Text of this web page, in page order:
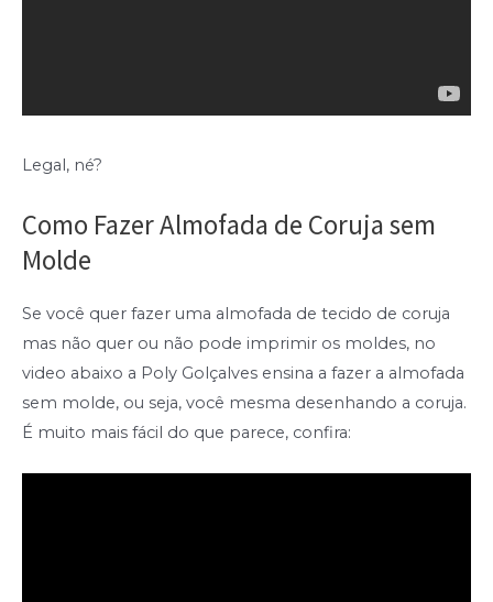
Legal, né?
Como Fazer Almofada de Coruja sem
Molde
Se você quer fazer uma almofada de tecido de coruja
mas não quer ou não pode imprimir os moldes, no
video abaixo a Poly Golçalves ensina a fazer a almofada
sem molde, ou seja, você mesma desenhando a coruja.
É muito mais fácil do que parece, confira: